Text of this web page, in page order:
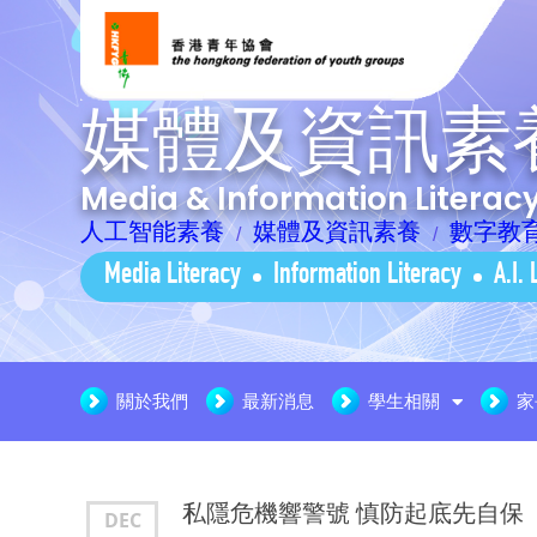
媒體及資訊素
Media & Information
人工智能素養 媒體及資訊素養 數字教
Media Literacy Information Literacy A.I.
關於我們 最新消息 學生相關
DEC 私隱危機響警號 慎防起底先自保